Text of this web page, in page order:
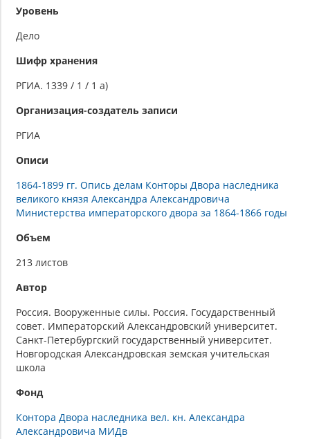
Уровень
Дело
Шифр хранения
РГИА. 1339 / 1 / 1 а)
Организация-создатель записи
РГИА
Описи
1864-1899 гг. Опись делам Конторы Двора наследника
великого князя Александра Александровича
Министерства императорского двора за 1864-1866 годы
Объем
213 листов
Автор
Россия. Вооруженные силы. Россия. Государственный
совет. Императорский Александровский университет.
Санкт-Петербургский государственный университет.
Новгородская Александровская земская учительская
школа
Фонд
Контора Двора наследника вел. кн. Александра
Александровича МИДв